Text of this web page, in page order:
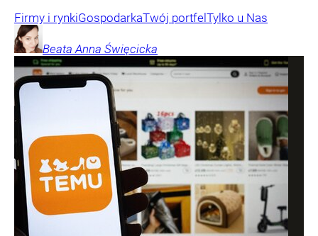
Firmy i rynkiGospodarkaTwój portfel Tylko u Nas
Beata Anna Święcicka